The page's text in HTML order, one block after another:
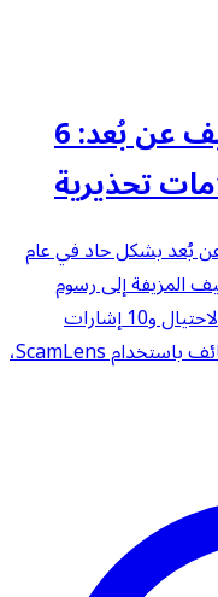
دليل كشف احتيال التوظيف عن بُعد: 6
بُعد بشكل حاد في عام
المزيفة إلى رسوم
التدريب المسبقة. تعرّف على 6 أنواع من الاحتيال و10 إشارات
تحذيرية، وكيفية التحقق من إعلانات الوظائف باستخدام ScamLens،